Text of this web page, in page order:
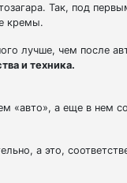
Так, под
кремы.
лучше, чем после
и техника.
«авто», а еще в
а это,